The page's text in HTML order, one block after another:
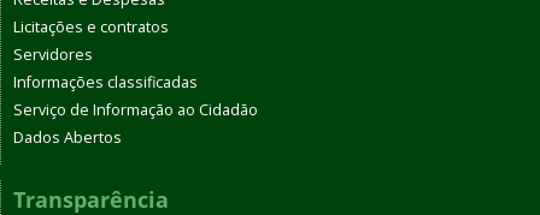
Licitações e contratos
Servidores
Informações classificadas
Serviço de Informação ao Cidadão
Dados Abertos
Transparência